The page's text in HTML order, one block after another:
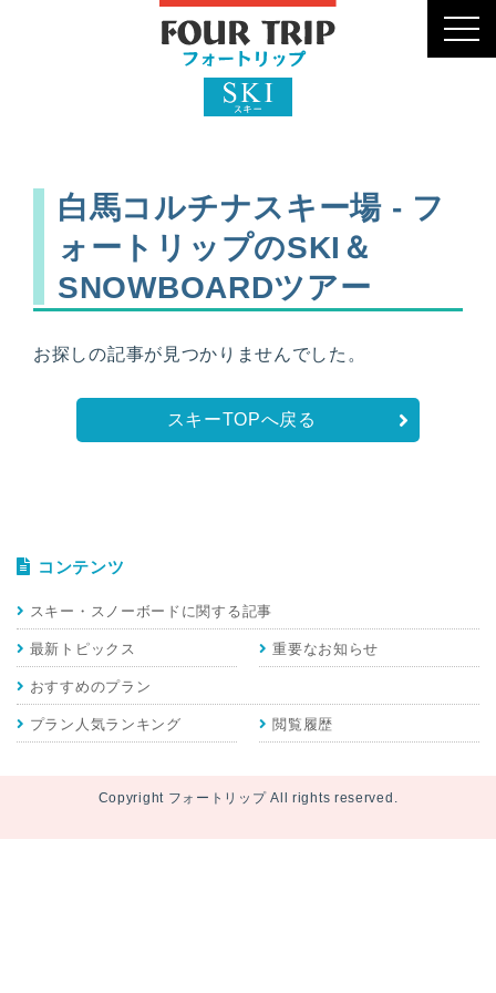
白馬コルチナスキー場 - フ
ォートリップのSKI＆
SNOWBOARDツアー
お探しの記事が見つかりませんでした。
スキーTOPへ戻る
コンテンツ
スキー・スノーボードに関する記事
最新トピックス 重要なお知らせ
おすすめのプラン
プラン人気ランキング 閲覧履歴
Copyright フォートリップ All rights reserved.